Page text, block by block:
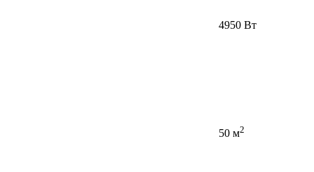
4950 Вт
50 м2